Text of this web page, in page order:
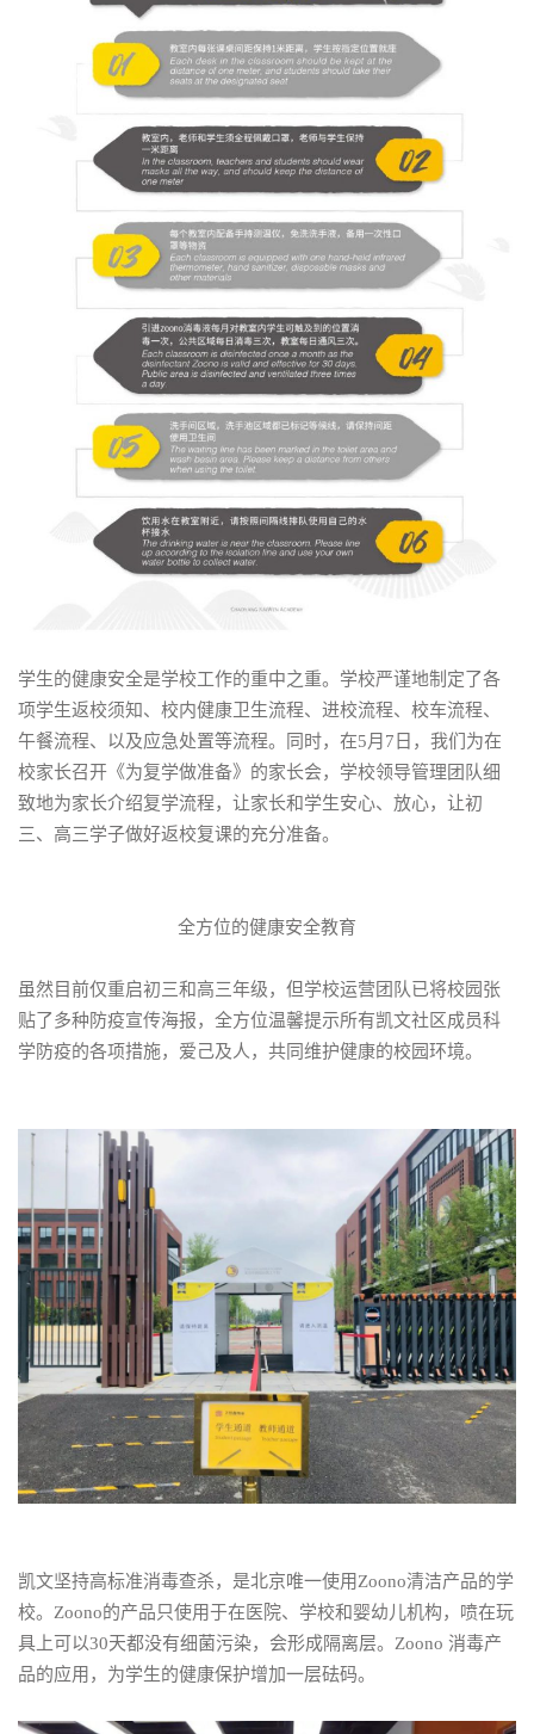
学生的健康安全是学校工作的重中之重。学校严谨地制定了各
项学生返校须知、校内健康卫生流程、进校流程、校车流程、
午餐流程、以及应急处置等流程。同时，在5月7日，我们为在
校家长召开《为复学做准备》的家长会，学校领导管理团队细
致地为家长介绍复学流程，让家长和学生安心、放心，让初
三、高三学子做好返校复课的充分准备。
全方位的健康安全教育
虽然目前仅重启初三和高三年级，但学校运营团队已将校园张
贴了多种防疫宣传海报，全方位温馨提示所有凯文社区成员科
学防疫的各项措施，爱己及人，共同维护健康的校园环境。
凯文坚持高标准消毒查杀，是北京唯一使用Zoono清洁产品的学
校。Zoono的产品只使用于在医院、学校和婴幼儿机构，喷在玩
具上可以30天都没有细菌污染，会形成隔离层。Zoono 消毒产
品的应用，为学生的健康保护增加一层砝码。